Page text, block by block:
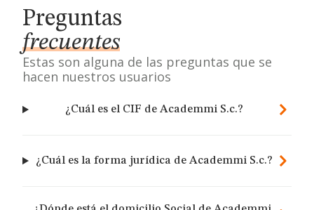
Preguntas
frecuentes
Estas son alguna de las preguntas que se
hacen nuestros usuarios
¿Cuál es el CIF de Academmi S.c.?
¿Cuál es la forma jurídica de Academmi S.c.?